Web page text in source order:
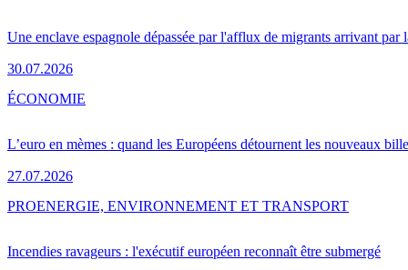
Une enclave espagnole dépassée par l'afflux de migrants arrivant par
30.07.2026
L’euro en mèmes : quand les Européens détournent les nouveaux
27.07.2026
ÉCONOMIE
Incendies ravageurs : l'exécutif européen reconnaît être submergé
PROENERGIE, ENVIRONNEMENT ET TRANSPORT